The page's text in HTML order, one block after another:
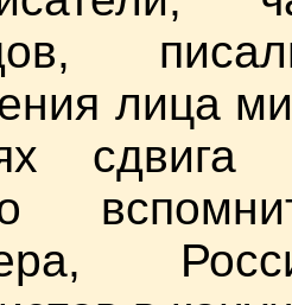
лица
сдвига